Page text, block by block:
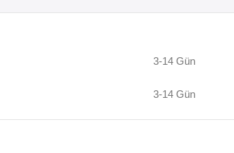
3-14 Gün
3-14 Gün